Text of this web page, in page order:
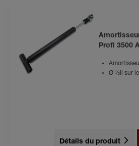
Profi 3500
Ø ½il sur le
Détails du produit